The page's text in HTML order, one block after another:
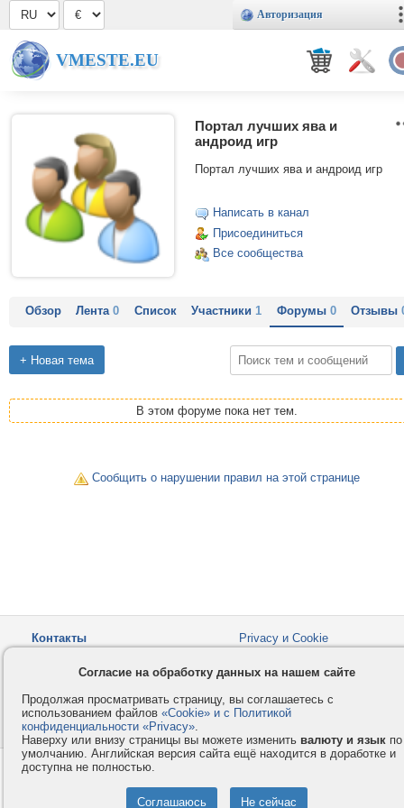
Авторизация
VMESTE.EU
Портал лучших ява и
андроид игр
Портал лучших ява и андроид игр
Написать в канал
Присоединиться
Все сообщества
Обзор Лента0 Список Участники1 Форумы 0 Отзывы
В этом форуме пока нет тем.
Сообщить о нарушении правил на этой странице
Контакты
Privacy и Cookie
Как оплатить
Форумы
© 2008-2026VMESTE.EU
Согласие на обработку данных на нашем сайте
Продолжая просматривать страницу, вы соглашаетесь с
использованием файлов «Cookie» и с Политикой
конфиденциальности «Privacy».
Наверху или внизу страницы вы можете изменить валюту и язык по
умолчанию. Английская версия сайта ещё находится в доработке и
доступна не полностью.